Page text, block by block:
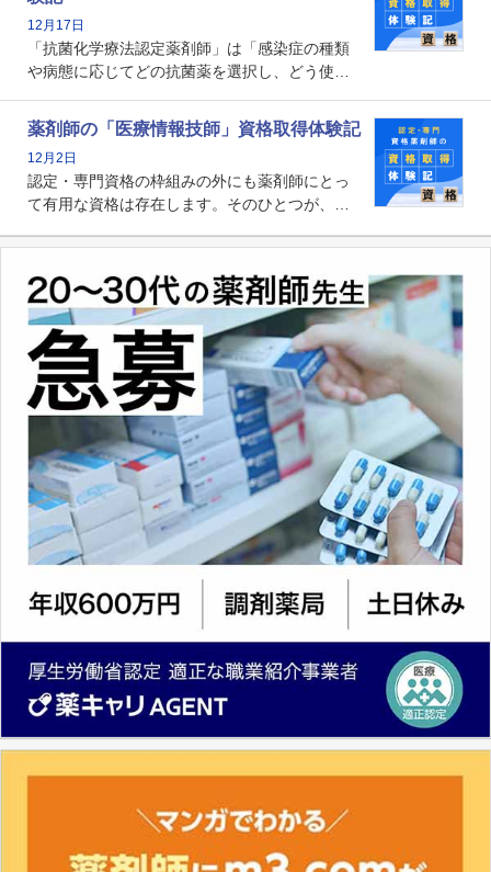
貢献する姿は、今も病院薬剤師にとって一目置
かれる存在です。
12月17日
「抗菌化学療法認定薬剤師」は「感染症の種類
や病態に応じてどの抗菌薬を選択し、どう使っ
る薬剤師です。現在、感染防止対策加算の施設
基準に専任の薬剤師配置が挙げられており、今
後は感染症領域で薬剤師に、より多くの役割が
求められる可能性もあります。
薬剤師の「医療情報技師」資格取得体験記
12月2日
認定・専門資格の枠組みの外にも薬剤師にとっ
て有用な資格は存在します。そのひとつが、
査データ、投薬歴など非常に多岐にわたる医療
データを利活用し、またシステム管理できるこ
とは、病院薬剤師を中心に大きな武器になりま
す。